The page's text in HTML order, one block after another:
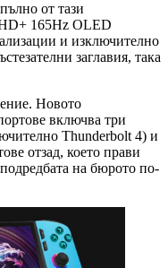
от тази
165Hz OLED
и изключително
заглавия, така
Новото
включва три
Thunderbolt 4) и
отзад, което прави
на бюрото по-